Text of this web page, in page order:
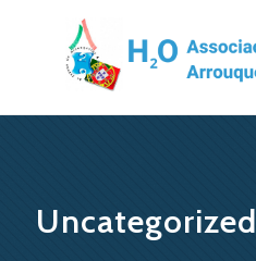
Uncategorized